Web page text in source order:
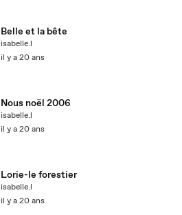
Belle et la bête
isabelle.l
il y a 20 ans
Nous noël 2006
isabelle.l
il y a 20 ans
Lorie-le forestier
isabelle.l
il y a 20 ans